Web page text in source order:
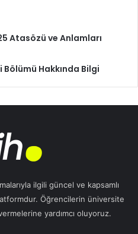
Atasözü ve Anlamları
Hakkında Bilgi
ilgili güncel ve kapsamlı
Öğrencilerin üniversite
yardımcı oluyoruz.